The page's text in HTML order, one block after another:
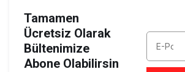
Tamamen
Ücretsiz Olarak
Bültenimize
Abone Olabilirsin